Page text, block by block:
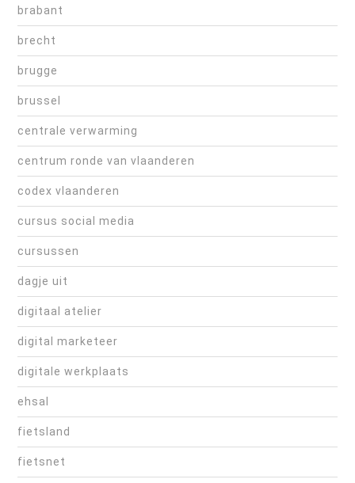
brabant
brecht
brugge
brussel
centrale verwarming
centrum ronde van vlaanderen
codex vlaanderen
cursus social media
cursussen
dagje uit
digitaal atelier
digital marketeer
digitale werkplaats
ehsal
fietsland
fietsnet